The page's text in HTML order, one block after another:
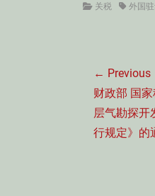
Categories
关税 Tags外国
章
导
航
← Previous
Previous
post:
财政部 国
层气勘探开
行规定》的